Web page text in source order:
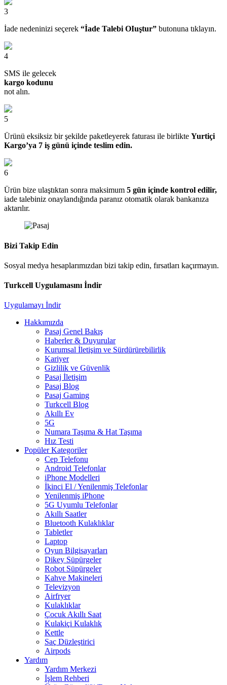
3
İade nedeninizi seçerek “İade Talebi OIuştur” butonuna tıklayın.
4
SMS ile gelecek
kargo kodunu
not alın.
5
Ürünü eksiksiz bir şekilde paketleyerek faturası ile birlikte Yurtiçi
Kargo’ya 7 iş günü içinde teslim edin.
6
Ürün bize ulaştıktan sonra maksimum 5 gün içinde kontrol edilir,
iade talebiniz onaylandığında paranız otomatik olarak bankanıza
aktarılır.
Bizi Takip Edin
Sosyal medya hesaplarımızdan bizi takip edin, fırsatları kaçırmayın.
Turkcell Uygulamasını İndir
Uygulamayı İndir
Hakkımızda
Pasaj Genel Bakış
Haberler & Duyurular
Kurumsal İletişim ve Sürdürürebilirlik
Kariyer
Gizlilik ve Güvenlik
Pasaj İletişim
Pasaj Blog
Pasaj Gaming
Turkcell Blog
Akıllı Ev
5G
Numara Taşıma & Hat Taşıma
Hız Testi
Popüler Kategoriler
Cep Telefonu
Android Telefonlar
iPhone Modelleri
İkinci El / Yenilenmiş Telefonlar
Yenilenmiş iPhone
5G Uyumlu Telefonlar
Akıllı Saatler
Bluetooth Kulaklıklar
Tabletler
Laptop
Oyun Bilgisayarları
Dikey Süpürgeler
Robot Süpürgeler
Kahve Makineleri
Televizyon
Airfryer
Kulaklıklar
Çocuk Akıllı Saat
Kulakiçi Kulaklık
Kettle
Saç Düzleştirici
Airpods
Yardım
Yardım Merkezi
İşlem Rehberi